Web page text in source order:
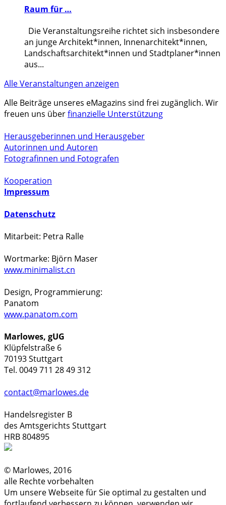
Raum für …
Die Veranstaltungsreihe richtet sich insbesondere
an junge Architekt*innen, Innenarchitekt*innen,
Landschaftsarchitekt*innen und Stadtplaner*innen
aus...
Alle Veranstaltungen anzeigen
Alle Beiträge unseres eMagazins sind frei zugänglich. Wir
freuen uns überfinanzielle Unterstützung
Herausgeberinnen und Herausgeber
Autorinnen und Autoren
Fotografinnen und Fotografen
Kooperation
Impressum
Datenschutz
Mitarbeit: Petra Ralle
Wortmarke: Björn Maser
www.minimalist.cn
Design, Programmierung:
Panatom
www.panatom.com
Marlowes, gUG
Klüpfelstraße 6
70193 Stuttgart
Tel. 0049 711 28 49 312
contact@marlowes.de
Handelsregister B
des Amtsgerichts Stuttgart
HRB 804895
© Marlowes, 2016
alle Rechte vorbehalten
Um unsere Webseite für Sie optimal zu gestalten und